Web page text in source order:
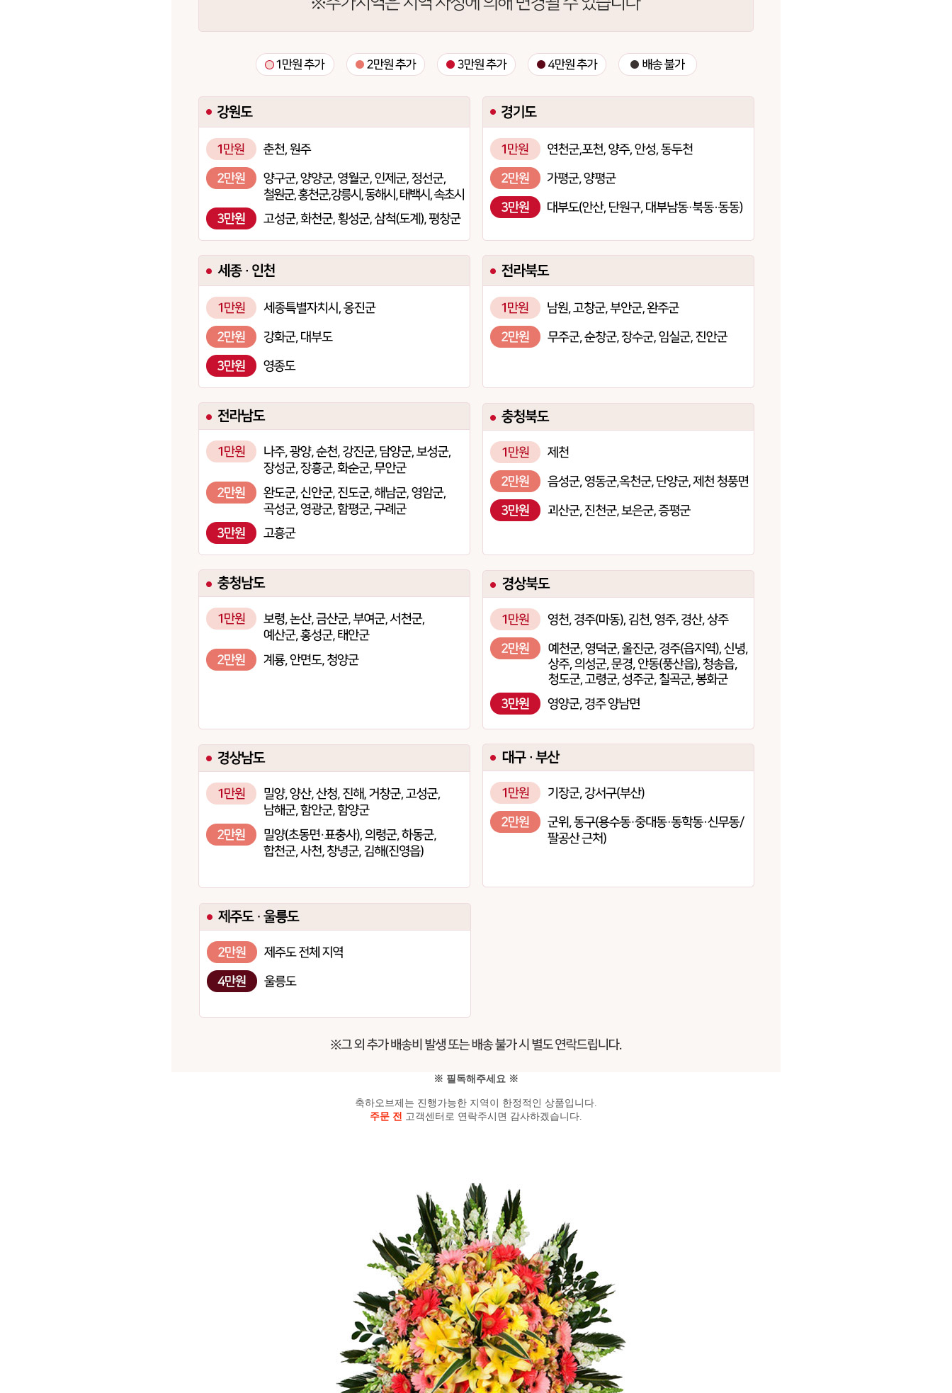
※ 필독해주세요 ※
축하오브제는 진행가능한 지역이 한정적인 상품입니다.
주문 전 고객센터로 연락주시면 감사하겠습니다.